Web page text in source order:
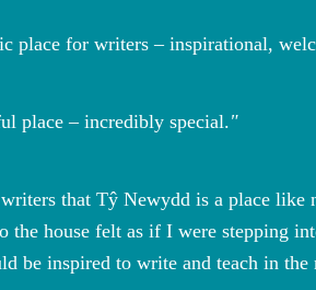
place for writers – inspirational,
place – incredibly special.
that Tŷ Newydd is a place
the house felt as if I were stepping
be inspired to write and teach in the